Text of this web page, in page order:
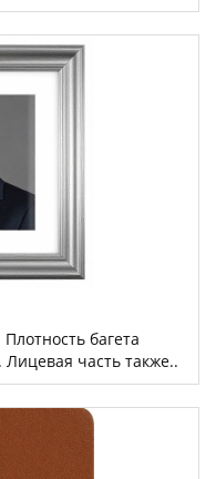
багета
часть также..